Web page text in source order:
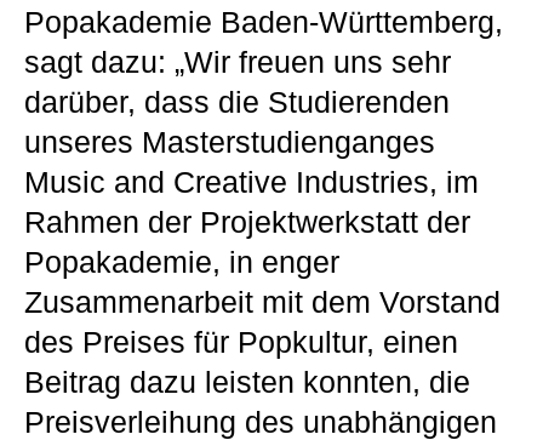
Popakademie Baden-Württemberg,
sagt dazu: „Wir freuen uns sehr
darüber, dass die Studierenden
unseres Masterstudienganges
Music and Creative Industries, im
Rahmen der Projektwerkstatt der
Popakademie, in enger
Zusammenarbeit mit dem Vorstand
des Preises für Popkultur, einen
Beitrag dazu leisten konnten, die
Preisverleihung des unabhängigen